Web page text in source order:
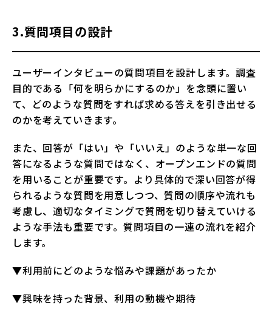
3.質問項目の設計
ユーザーインタビューの質問項目を設計します。調査
目的である「何を明らかにするのか」を念頭に置い
て、どのような質問をすれば求める答えを引き出せる
のかを考えていきます。
また、回答が「はい」や「いいえ」のような単一な回
答になるような質問ではなく、オープンエンドの質問
を用いることが重要です。より具体的で深い回答が得
られるような質問を用意しつつ、質問の順序や流れも
考慮し、適切なタイミングで質問を切り替えていける
ような手法も重要です。質問項目の一連の流れを紹介
します。
▼利用前にどのような悩みや課題があったか
▼興味を持った背景、利用の動機や期待